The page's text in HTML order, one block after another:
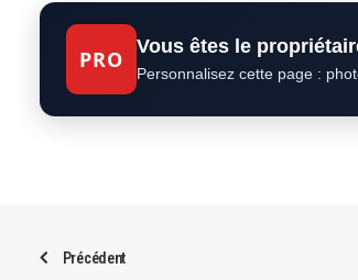
PRO
Vous êtes le
Personnalisez cette page :
Précédent